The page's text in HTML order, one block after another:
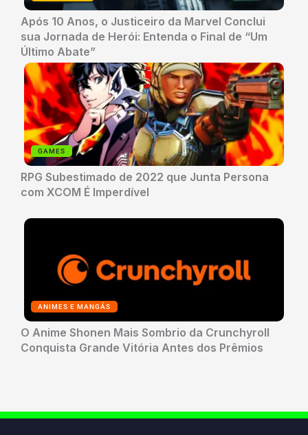
Após 10 Anos, o Justiceiro da Marvel Conclui
sua Jornada de Herói: Entenda o Final de “Um
Último Abate”
GAMES
RPG Subestimado de 2022 que Junta Persona
com XCOM É Imperdível
ANIMES E MANGÁS
O Anime Shonen Mais Sombrio da Crunchyroll
Conquista Grande Vitória Antes dos Prêmios